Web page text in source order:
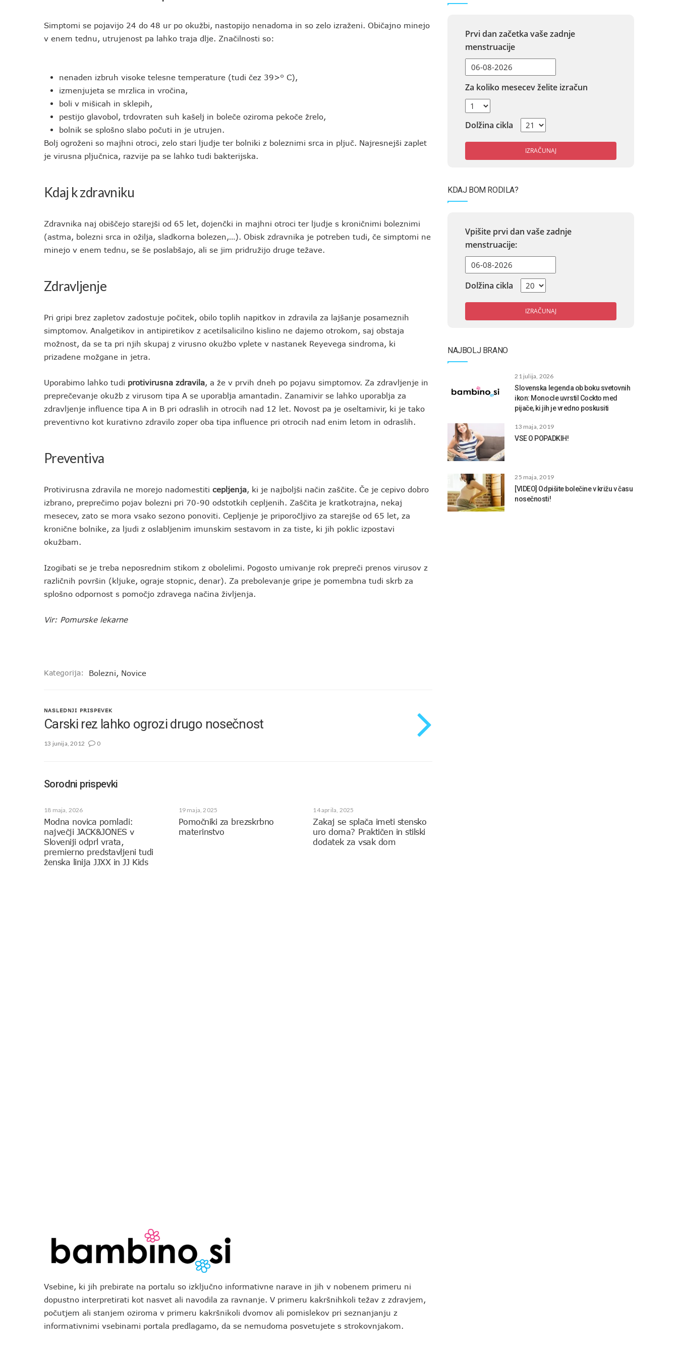
Simptomi se pojavijo 24 do 48 ur po okužbi, nastopijo nenadoma in so zelo izraženi. Običajno minejo
v enem tednu, utrujenost pa lahko traja dlje. Značilnosti so:
nenaden izbruh visoke telesne temperature (tudi čez 39>° C),
izmenjujeta se mrzlica in vročina,
boli v mišicah in sklepih,
pestijo glavobol, trdovraten suh kašelj in boleče oziroma pekoče žrelo,
bolnik se splošno slabo počuti in je utrujen.
Bolj ogroženi so majhni otroci, zelo stari ljudje ter bolniki z boleznimi srca in pljuč. Najresnejši zaplet
je virusna pljučnica, razvije pa se lahko tudi bakterijska.
Kdaj k zdravniku
Zdravnika naj obiščejo starejši od 65 let, dojenčki in majhni otroci ter ljudje s kroničnimi boleznimi
(astma, bolezni srca in ožilja, sladkorna bolezen,…). Obisk zdravnika je potreben tudi, če simptomi ne
minejo v enem tednu, se še poslabšajo, ali se jim pridružijo druge težave.
Zdravljenje
Pri gripi brez zapletov zadostuje počitek, obilo toplih napitkov in zdravila za lajšanje posameznih
simptomov. Analgetikov in antipiretikov z acetilsalicilno kislino ne dajemo otrokom, saj obstaja
možnost, da se ta pri njih skupaj z virusno okužbo vplete v nastanek Reyevega sindroma, ki
prizadene možgane in jetra.
Uporabimo lahko tudi protivirusna zdravila, a že v prvih dneh po pojavu simptomov. Za zdravljenje in
preprečevanje okužb z virusom tipa A se uporablja amantadin. Zanamivir se lahko uporablja za
zdravljenje influence tipa A in B pri odraslih in otrocih nad 12 let. Novost pa je oseltamivir, ki je tako
preventivno kot kurativno zdravilo zoper oba tipa influence pri otrocih nad enim letom in odraslih.
Preventiva
Protivirusna zdravila ne morejo nadomestiti cepljenja, ki je najboljši način zaščite. Če je cepivo dobro
izbrano, preprečimo pojav bolezni pri 70-90 odstotkih cepljenih. Zaščita je kratkotrajna, nekaj
mesecev, zato se mora vsako sezono ponoviti. Cepljenje je priporočljivo za starejše od 65 let, za
kronične bolnike, za ljudi z oslabljenim imunskim sestavom in za tiste, ki jih poklic izpostavi
okužbam.
Izogibati se je treba neposrednim stikom z obolelimi. Pogosto umivanje rok prepreči prenos virusov z
različnih površin (kljuke, ograje stopnic, denar). Za prebolevanje gripe je pomembna tudi skrb za
splošno odpornost s pomočjo zdravega načina življenja.
Vir: Pomurske lekarne
Kategorija: Bolezni, Novice
NASLEDNJI PRISPEVEK
Carski rez lahko ogrozi drugo nosečnost
13 junija, 2012 0
Sorodni prispevki
18 maja, 2026
Modna novica pomladi:
največji JACK&JONES v
Sloveniji odprl vrata,
premierno predstavljeni tudi
ženska linija JJXX in JJ Kids
19 maja, 2025
Pomočniki za brezskrbno
materinstvo
14 aprila, 2025
Zakaj se splača imeti stensko
uro doma? Praktičen in stilski
dodatek za vsak dom
Prvi dan začetka vaše zadnje
menstruacije
Za koliko mesecev želite izračun
Dolžina cikla
IZRAČUNAJ
KDAJ BOM RODILA?
Vpišite prvi dan vaše zadnje
menstruacije:
Dolžina cikla
IZRAČUNAJ
NAJBOLJ BRANO
21 julija, 2026
Slovenska legenda ob boku svetovnih
ikon: Monocle uvrstil Cockto med
pijače, ki jih je vredno poskusiti
13 maja, 2019
VSE O POPADKIH!
25 maja, 2019
[VIDEO] Odpišite bolečine v križu v času
nosečnosti!
Vsebine, ki jih prebirate na portalu so izključno informativne narave in jih v nobenem primeru ni
dopustno interpretirati kot nasvet ali navodila za ravnanje. V primeru kakršnihkoli težav z zdravjem,
počutjem ali stanjem oziroma v primeru kakršnikoli dvomov ali pomislekov pri seznanjanju z
informativnimi vsebinami portala predlagamo, da se nemudoma posvetujete s strokovnjakom.